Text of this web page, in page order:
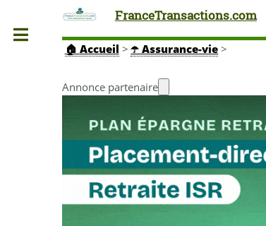
FranceTransactions.com
🏠 Accueil > ☂️ Assurance-vie >
Annonce partenaire
Toggle